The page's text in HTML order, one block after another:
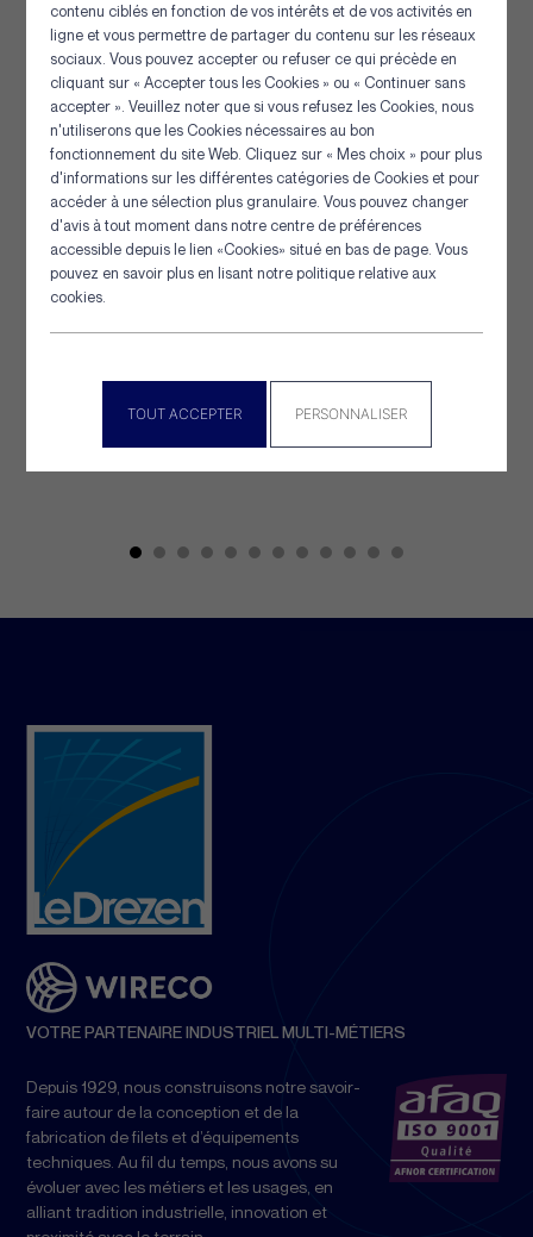
Panneau de gestion des cookies
contenu ciblés en fonction de vos intérêts et de vos activités en
ligne et vous permettre de partager du contenu sur les réseaux
sociaux. Vous pouvez accepter ou refuser ce qui précède en
cliquant sur « Accepter tous les Cookies » ou « Continuer sans
accepter ». Veuillez noter que si vous refusez les Cookies, nous
n'utiliserons que les Cookies nécessaires au bon
fonctionnement du site Web. Cliquez sur « Mes choix » pour plus
d'informations sur les différentes catégories de Cookies et pour
accéder à une sélection plus granulaire. Vous pouvez changer
d'avis à tout moment dans notre centre de préférences
accessible depuis le lien «Cookies» situé en bas de page. Vous
pouvez en savoir plus en lisant notre politique relative aux
cookies.
TOUT ACCEPTER PERSONNALISER
Flotteur à oreilles
VOTRE PARTENAIRE INDUSTRIEL MULTI-MÉTIERS
Depuis 1929, nous construisons notre savoir-
faire autour de la conception et de la
fabrication de filets et d’équipements
techniques. Au fil du temps, nous avons su
évoluer avec les métiers et les usages, en
alliant tradition industrielle, innovation et